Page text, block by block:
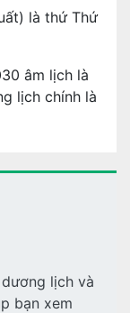
là thứ Thứ
âm lịch là
lịch chính là
lịch và
bạn xem